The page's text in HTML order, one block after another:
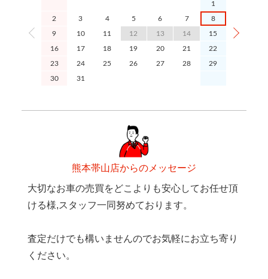
1
2 3 4 5 6 7 8
9 10 11 12 13 14 15
16 17 18 19 20 21 22
23 24 25 26 27 28 29
30 31
13
熊本帯山店からのメッセージ
大切なお車の売買をどこよりも安心してお任せ頂
ける様,スタッフ一同努めております。
査定だけでも構いませんのでお気軽にお立ち寄り
ください。